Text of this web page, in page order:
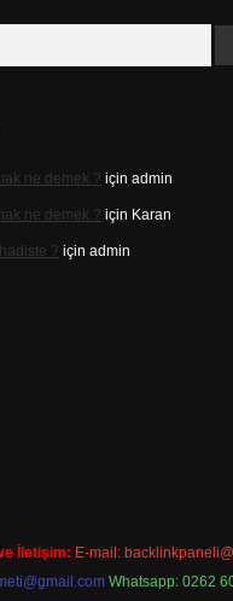
ne demek ? için admin
ne demek ? için Karan
? için admin
İletişim: E-mail:
Whatsapp: 0262